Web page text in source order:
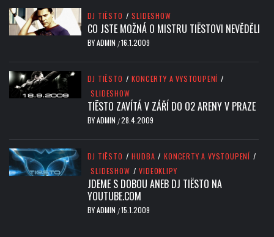
DJ TIËSTO / SLIDESHOW
CO JSTE MOŽNÁ O MISTRU TIËSTOVI NEVĚDĚLI
BYADMIN /16.1.2009
DJ TIËSTO / KONCERTY A VYSTOUPENÍ /
SLIDESHOW
TIËSTO ZAVÍTÁ V ZÁŘÍ DO O2 ARENY V PRAZE
BYADMIN /28.4.2009
DJ TIËSTO / HUDBA / KONCERTY A VYSTOUPENÍ /
SLIDESHOW / VIDEOKLIPY
JDEME S DOBOU ANEB DJ TIËSTO NA
YOUTUBE.COM
BYADMIN /15.1.2009